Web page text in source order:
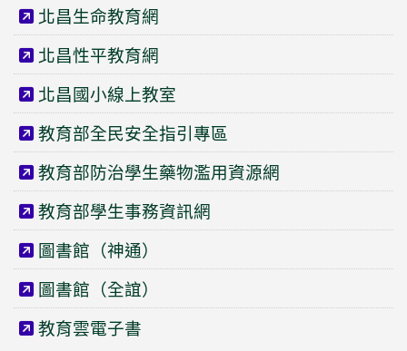
北昌生命教育網
北昌性平教育網
北昌國小線上教室
教育部全民安全指引專區
教育部防治學生藥物濫用資源網
教育部學生事務資訊網
圖書館（神通）
圖書館（全誼）
教育雲電子書